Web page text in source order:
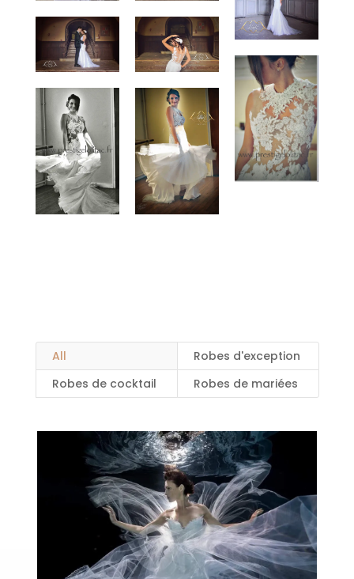
All
Robes d'exception
Robes de cocktail
Robes de mariées